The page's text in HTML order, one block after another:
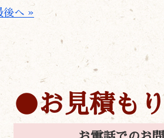
後へ »
お見積も